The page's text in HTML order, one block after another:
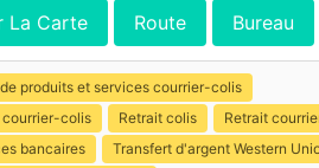
La Carte Route Bureau
produits et services courrier-colis
courrier-colis
Retrait colis
Retrait
bancaires
Transfert d'argent Western